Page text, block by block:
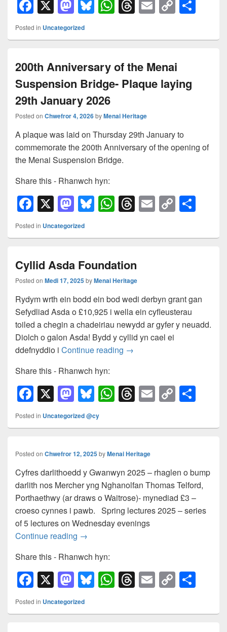
F
a
c
b
o
o
k
X M
a
st
d
o
n
Bl
u
e
y
W
h
at
A
p
T
hr
e
d
s
E
m
ail
C
o
p
Li
n
ar
Posted in Uncategorized
200th Anniversary of the Menai
Suspension Bridge- Plaque laying
29th January 2026
Posted on Chwefror 4, 2026byMenai Heritage
A plaque was laid on Thursday 29th January to
commemorate the 200th Anniversary of the opening of
the Menai Suspension Bridge.
Share this - Rhanwch hyn:
F
a
c
b
o
o
k
X M
a
st
d
o
n
Bl
u
e
y
W
h
at
A
p
p
T
hr
e
d
s
E
m
ail
C
o
p
k
ar
Posted in Uncategorized
Cyllid Asda Foundation
Posted on Medi 17, 2025byMenai Heritage
Rydym wrth ein bodd ein bod wedi derbyn grant gan
Sefydliad Asda o £10,925 i wella ein cyfleusterau
toiled a chegin a chadeiriau newydd ar gyfer y neuadd.
Diolch o galon Asda! Bydd y cyllid yn cael ei
ddefnyddio i Continue reading Cyllid Asda Foundation
→
Share this - Rhanwch hyn:
F
a
c
b
o
o
k
X M
a
st
d
o
n
Bl
u
e
y
W
h
at
A
p
p
T
hr
e
d
s
E
m
ail
C
o
p
n
k
ar
Posted in Uncategorized @cy
Posted on Chwefror 12, 2025byMenai Heritage
Cyfres darlithoedd y Gwanwyn 2025 – rhaglen o bump
darlith nos Mercher yng Nghanolfan Thomas Telford,
Porthaethwy (ar draws o Waitrose)- mynediad £3 –
croeso cynnes i pawb. Spring lectures 2025 – series
of 5 lectures on Wednesday evenings
Continue reading →
Share this - Rhanwch hyn:
F
a
c
X M
a
st
Bl
u
e
W
h
at
T
hr
e
E
m
ail
C
o
p ar
Posted in Uncategorized